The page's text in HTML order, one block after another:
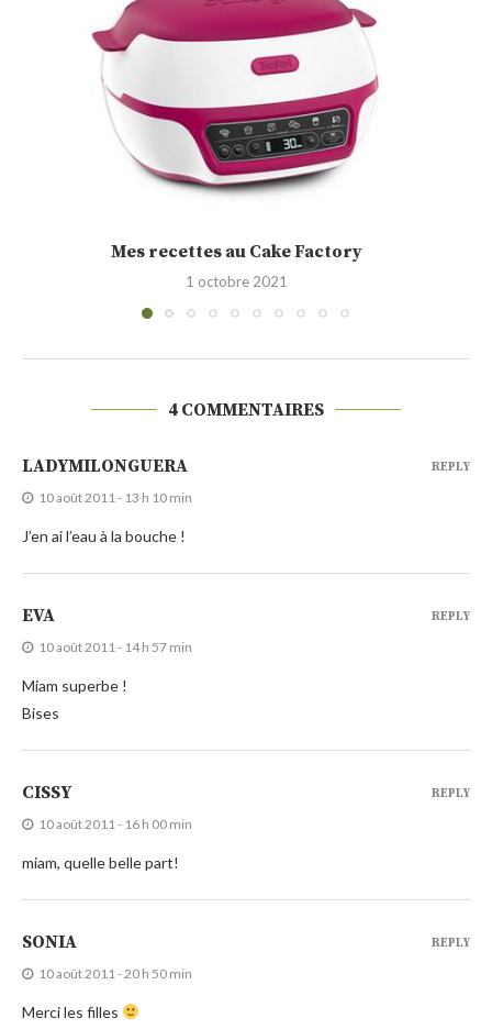
Cakounet (Philippe Conticini)
28 septembre 2021
4 COMMENTAIRES
LADYMILONGUERA
10 août 2011 - 13 h 10 min
J’en ai l’eau à la bouche !
REPLY
EVA
10 août 2011 - 14 h 57 min
Miam superbe !
Bises
REPLY
CISSY
10 août 2011 - 16 h 00 min
miam, quelle belle part!
REPLY
SONIA
10 août 2011 - 20 h 50 min
Merci les filles
REPLY